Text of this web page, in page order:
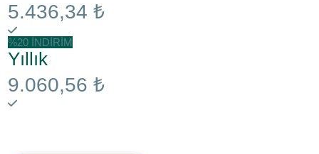
5.436,34 ₺
%20 İNDİRİM
Yıllık
9.060,56 ₺